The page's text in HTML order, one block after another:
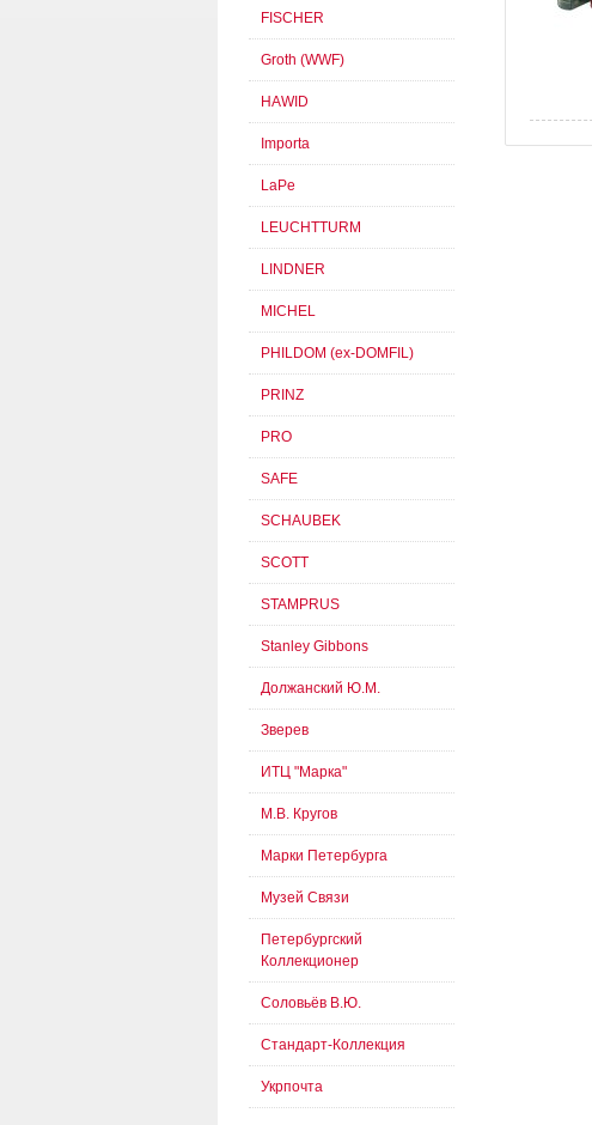
FISCHER
Groth (WWF)
HAWID
Importa
LaPe
LEUCHTTURM
LINDNER
MICHEL
PHILDOM (ex-DOMFIL)
PRINZ
PRO
SAFE
SCHAUBEK
SCOTT
STAMPRUS
Stanley Gibbons
Должанский Ю.М.
Зверев
ИТЦ "Марка"
М.В. Кругов
Марки Петербурга
Музей Связи
Петербургский
Коллекционер
Соловьёв В.Ю.
Стандарт-Коллекция
Укрпочта